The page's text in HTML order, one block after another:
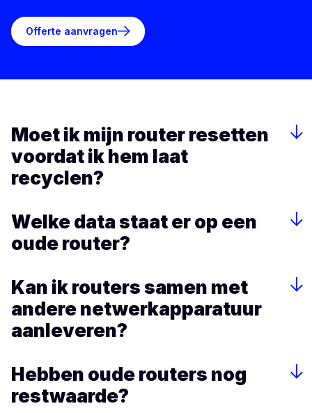
Offerte aanvragen
Moet ik mijn router resetten
voordat ik hem laat
recyclen?
Welke data staat er op een
oude router?
Kan ik routers samen met
andere netwerkapparatuur
aanleveren?
Hebben oude routers nog
restwaarde?